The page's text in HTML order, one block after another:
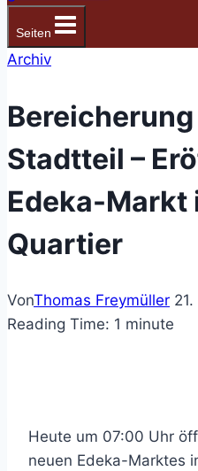
Seiten
Archiv
Stadtteil –
Edeka-Markt
Quartier
VonThomas Freymüller
Reading Time: 1 minute
Heute um 07:00 Uhr
neuen Edeka-Marktes